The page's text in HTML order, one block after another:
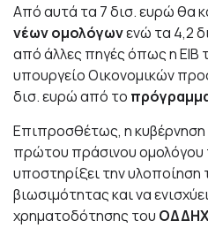
Από αυτά τα 7 δισ. ευρώ θα
νέων ομολόγωνενώ τα 4,2
από άλλες πηγές όπως η EIB
υπουργείο Οικονομικών
δισ. ευρώ από το
Επιπροσθέτως, η κυβέρνηση
πρώτου πράσινου ομολόγου
υποστηρίξει την υλοποίηση
βιωσιμότητας και να
χρηματοδότησης του ΟΔΔΗΧ